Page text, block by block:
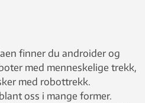
finner du androider og
med menneskelige trekk,
med robottrekk.
oss i mange former.